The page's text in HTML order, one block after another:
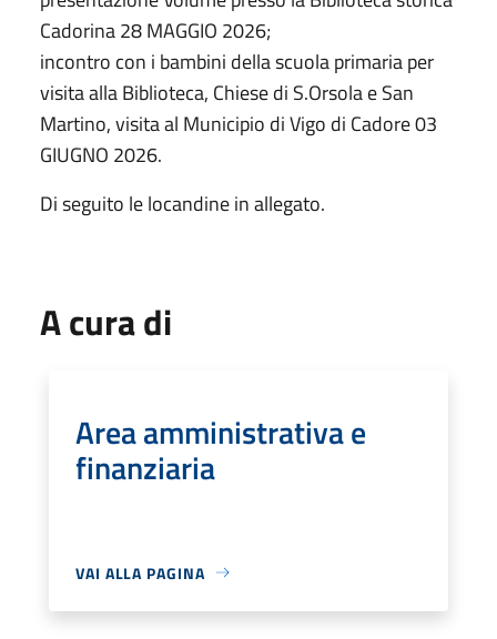
Cadorina 28 MAGGIO 2026;
incontro con i bambini della scuola primaria per
visita alla Biblioteca, Chiese di S.Orsola e San
Martino, visita al Municipio di Vigo di Cadore 03
GIUGNO 2026.
Di seguito le locandine in allegato.
A cura di
Area amministrativa e
finanziaria
VAI ALLA PAGINA